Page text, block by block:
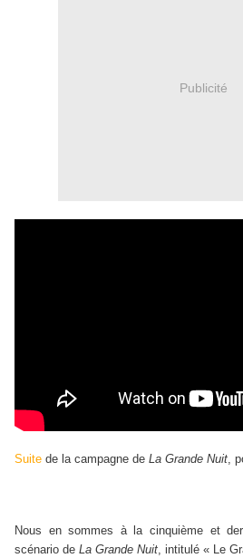
Publicité
Suite de la campagne de La Grande Nuit,
Nous en sommes à la cinquième et
scénario de La Grande Nuit, intitulé « Le